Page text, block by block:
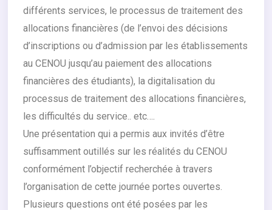
différents services, le processus de traitement des
allocations financières (de l’envoi des décisions
d’inscriptions ou d’admission par les établissements
au CENOU jusqu’au paiement des allocations
financières des étudiants), la digitalisation du
processus de traitement des allocations financières,
les difficultés du service.. etc….
Une présentation qui a permis aux invités d’être
suffisamment outillés sur les réalités du CENOU
conformément l’objectif recherchée à travers
l’organisation de cette journée portes ouvertes.
Plusieurs questions ont été posées par les